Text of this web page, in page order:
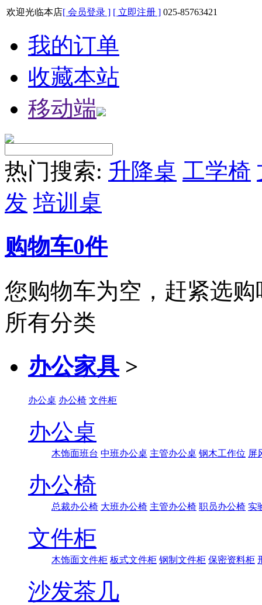
欢迎光临本店[ 会员登录 ] [ 立即注册 ] 025-85763421
我的订单
收藏本站
移动端
热门搜索: 升降桌 工学椅
发 培训桌
购物车0件
您购物车为空，赶紧选购
所有分类
办公家具 >
办公桌 办公椅 文件柜
办公桌
木饰面班台 中班办公桌 主管办公桌 钢木工作位 屏
办公椅
总裁办公椅 大班办公椅 主管办公椅 职员办公椅 实
文件柜
木饰面文件柜 板式文件柜 钢制文件柜 保密资料柜
沙发茶几